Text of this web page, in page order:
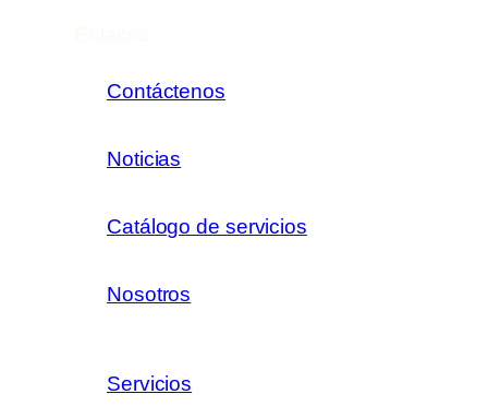
Contáctenos
Noticias
Catálogo de servicios
Nosotros
Servicios